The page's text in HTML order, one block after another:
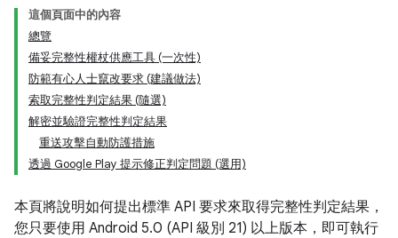
這個頁面中的內容
總覽
備妥完整性權杖供應工具 (一次性)
防範有心人士竄改要求 (建議做法)
索取完整性判定結果 (隨選)
解密並驗證完整性判定結果
重送攻擊自動防護措施
透過 Google Play 提示修正判定問題 (選用)
本頁將說明如何提出標準 API 要求來取得完整性判定結果，
您只要使用 Android 5.0 (API 級別 21) 以上版本，即可執行